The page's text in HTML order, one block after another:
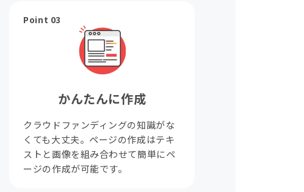
Point 03
かんたんに作成
クラウドファンディングの知識がな
くても大丈夫。ページの作成はテキ
ストと画像を組み合わせて簡単にペ
ージの作成が可能です。